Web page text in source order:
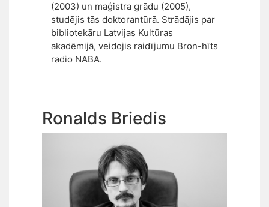
(2003) un maģistra grādu (2005),
studējis tās doktorantūrā. Strādājis par
bibliotekāru Latvijas Kultūras
akadēmijā, veidojis raidījumu Bron-hīts
radio NABA.
Ronalds Briedis